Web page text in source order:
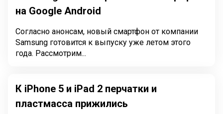
на Google Android
Согласно анонсам, новый смартфон от компании
Samsung готовится к выпуску уже летом этого
года. Рассмотрим...
К iPhone 5 и iPad 2 перчатки и
пластмасса прижились